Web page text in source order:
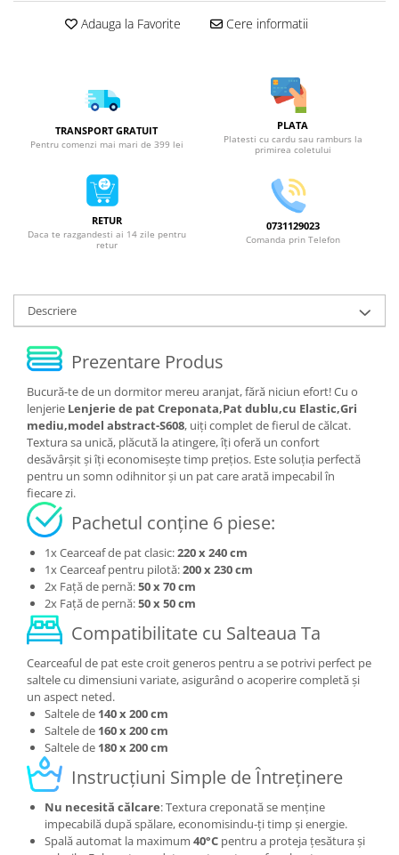
Adauga la Favorite Cere informatii
TRANSPORT GRATUIT
Pentru comenzi mai mari de 399 lei
PLATA
Platesti cu cardu sau ramburs la
primirea coletului
RETUR
Daca te razgandesti ai 14 zile pentru
retur
0731129023
Comanda prin Telefon
Descriere
Prezentare Produs
Bucură-te de un dormitor mereu aranjat, fără niciun efort! Cu o
lenjerie Lenjerie de pat Creponata,Pat dublu,cu Elastic,Gri
mediu,model abstract-S608, uiți complet de fierul de călcat.
Textura sa unică, plăcută la atingere, îți oferă un confort
desăvârșit și îți economisește timp prețios. Este soluția perfectă
pentru un somn odihnitor și un pat care arată impecabil în
fiecare zi.
Pachetul conține 6 piese:
1x Cearceaf de pat clasic:220 x 240 cm
1x Cearceaf pentru pilotă:200 x 230 cm
2x Față de pernă:50 x 70 cm
2x Față de pernă:50 x 50 cm
Compatibilitate cu Salteaua Ta
Cearceaful de pat este croit generos pentru a se potrivi perfect pe
saltele cu dimensiuni variate, asigurând o acoperire completă și
un aspect neted.
Saltele de 140 x 200 cm
Saltele de 160 x 200 cm
Saltele de 180 x 200 cm
Instrucțiuni Simple de Întreținere
Nu necesită călcare: Textura creponată se menține
impecabilă după spălare, economisindu-ți timp și energie.
Spală automat la maximum 40°C pentru a proteja țesătura și